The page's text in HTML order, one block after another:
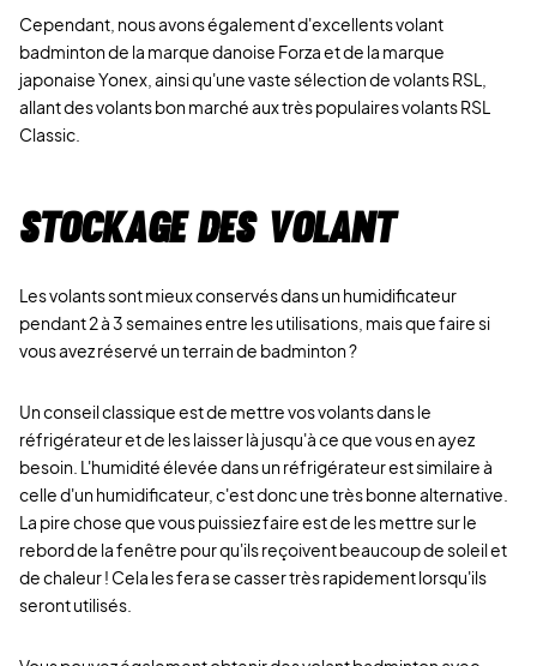
Cependant, nous avons également d'excellents volant
badminton de la marque danoise Forza et de la marque
japonaise Yonex, ainsi qu'une vaste sélection de volants RSL,
allant des volants bon marché aux très populaires volants RSL
Classic.
Stockage des volant
Les volants sont mieux conservés dans un humidificateur
pendant 2 à 3 semaines entre les utilisations, mais que faire si
vous avez réservé un terrain de badminton ?
Un conseil classique est de mettre vos volants dans le
réfrigérateur et de les laisser là jusqu'à ce que vous en ayez
besoin. L'humidité élevée dans un réfrigérateur est similaire à
celle d'un humidificateur, c'est donc une très bonne alternative.
La pire chose que vous puissiez faire est de les mettre sur le
rebord de la fenêtre pour qu'ils reçoivent beaucoup de soleil et
de chaleur ! Cela les fera se casser très rapidement lorsqu'ils
seront utilisés.